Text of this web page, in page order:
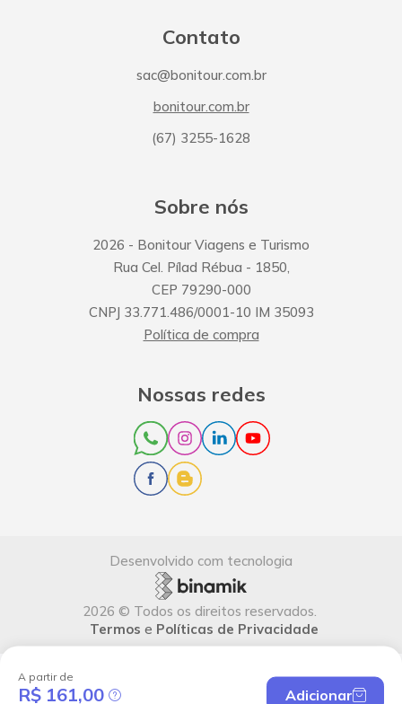
Contato
sac@bonitour.com.br
bonitour.com.br
(67) 3255-1628
Sobre nós
2026 - Bonitour Viagens e Turismo
Rua Cel. Pílad Rébua - 1850,
CEP 79290-000
CNPJ 33.771.486/0001-10 IM 35093
Política de compra
Nossas redes
Desenvolvido com tecnologia
2026 © Todos os direitos reservados.
Termos e Políticas de Privacidade
A partir de
R$ 161,00 Adicionar